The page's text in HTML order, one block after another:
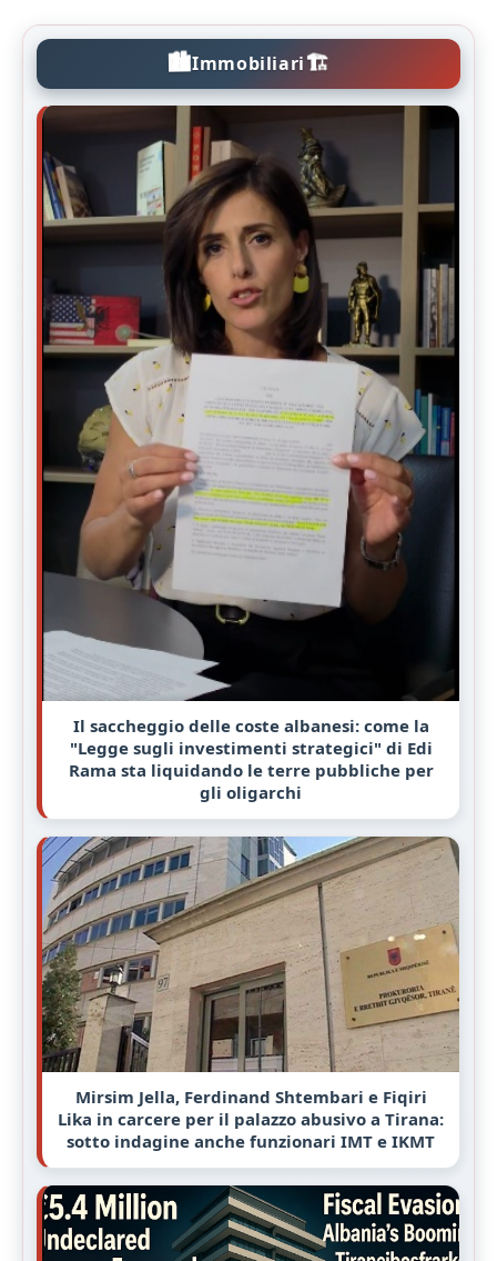
🏙️Immobiliari🏗️
Il saccheggio delle coste albanesi: come la
"Legge sugli investimenti strategici" di Edi
Rama sta liquidando le terre pubbliche per
gli oligarchi
Mirsim Jella, Ferdinand Shtembari e Fiqiri
Lika in carcere per il palazzo abusivo a Tirana:
sotto indagine anche funzionari IMT e IKMT